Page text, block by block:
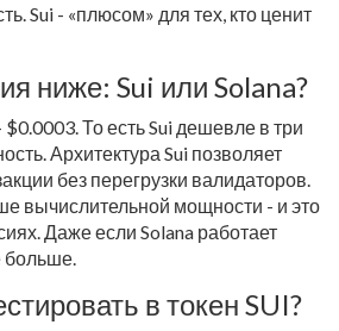
Sui - «плюсом» для тех, кто ценит
ниже: Sui или Solana?
$0.0003. То есть Sui дешевле в три
Архитектура Sui позволяет
без перегрузки валидаторов.
вычислительной мощности - и это
Даже если Solana работает
больше.
в токен SUI?